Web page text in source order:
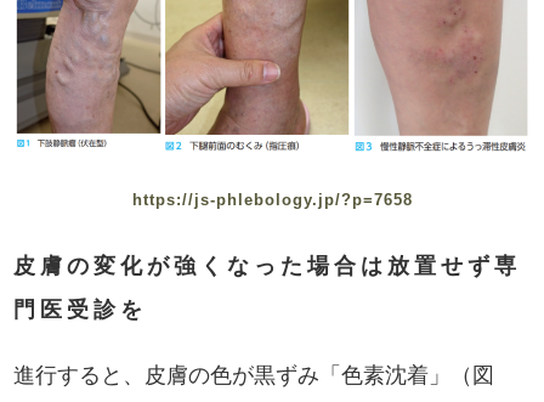
https://js-phlebology.jp/?p=7658
皮膚の変化が強くなった場合は放置せず専
門医受診を
進行すると、皮膚の色が黒ずみ「色素沈着」（図